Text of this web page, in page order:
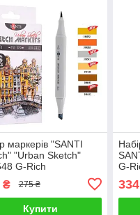
маркерів "SANTI
"Urban Sketch"
G-Rich
₴ 275 ₴
Купити
G-
334